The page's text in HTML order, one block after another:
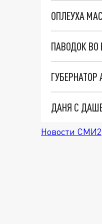
ОПЛЕУХА
ПАВОДОК
ДАНЯ С
Новости СМИ2